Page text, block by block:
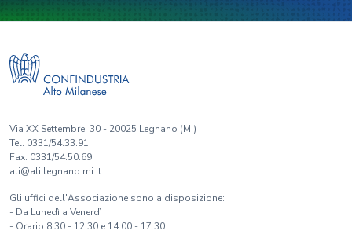
Via XX Settembre, 30 - 20025 Legnano (Mi)
Tel. 0331/54.33.91
Fax. 0331/54.50.69
ali@ali.legnano.mi.it
Gli uffici dell'Associazione sono a disposizione:
- Da Lunedì a Venerdì
- Orario 8:30 - 12:30 e 14:00 - 17:30